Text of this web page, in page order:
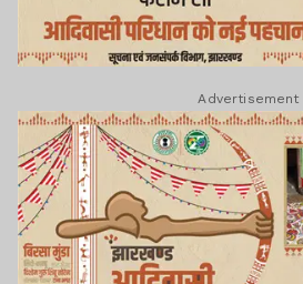
Advertisement